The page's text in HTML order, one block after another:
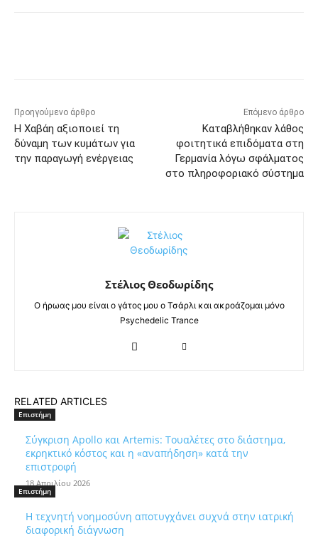
Προηγούμενο άρθρο
Η Χαβάη αξιοποιεί τη
δύναμη των κυμάτων για
την παραγωγή ενέργειας
Επόμενο άρθρο
Καταβλήθηκαν λάθος
φοιτητικά επιδόματα στη
Γερμανία λόγω σφάλματος
στο πληροφοριακό σύστημα
Στέλιος Θεοδωρίδης
Ο ήρωας μου είναι ο γάτος μου ο Τσάρλι και ακροάζομαι μόνο
Psychedelic Trance
RELATED ARTICLES
Επιστήμη
Σύγκριση Apollo και Artemis: Τουαλέτες στο διάστημα,
εκρηκτικό κόστος και η «αναπήδηση» κατά την
επιστροφή
18 Απριλίου 2026
Επιστήμη
Η τεχνητή νοημοσύνη αποτυγχάνει συχνά στην ιατρική
διαφορική διάγνωση